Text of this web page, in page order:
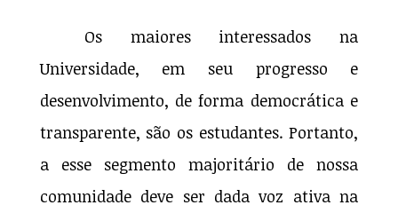
Os maiores interessados na
Universidade, em seu progresso e
desenvolvimento, de forma democrática e
transparente, são os estudantes. Portanto,
a esse segmento majoritário de nossa
comunidade deve ser dada voz ativa na